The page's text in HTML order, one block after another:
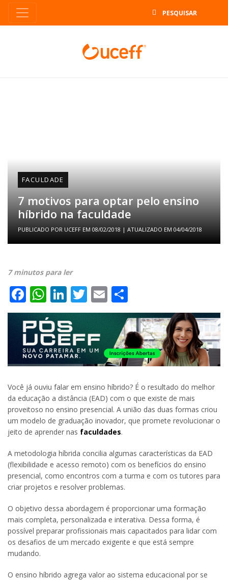
FACULDADE
7 motivos para optar pelo ensino
híbrido na faculdade
PUBLICADO POR UCEFF EM 08/02/2018 | ATUALIZADO EM 04/04/2018
7 minutos para ler
Facebook
WhatsApp
LinkedIn
Twitter
Email
Você já ouviu falar em ensino híbrido? É o resultado do melhor
da educação a distância (EAD) com o que existe de mais
proveitoso no ensino presencial. A união das duas formas criou
um modelo de graduação inovador, que promete revolucionar o
jeito de aprender nas faculdades.
A metodologia híbrida concilia algumas características da EAD
(flexibilidade e acesso remoto) com os benefícios do ensino
presencial, como encontros com a turma e com os tutores para
criar projetos e resolver problemas.
O objetivo dessa abordagem é proporcionar uma formação
mais completa, personalizada e interativa. Dessa forma, é
possível preparar profissionais mais capacitados para lidar com
os desafios de um mercado exigente e que está sempre
mudando.
O ensino híbrido agrega valor ao sistema educacional por se